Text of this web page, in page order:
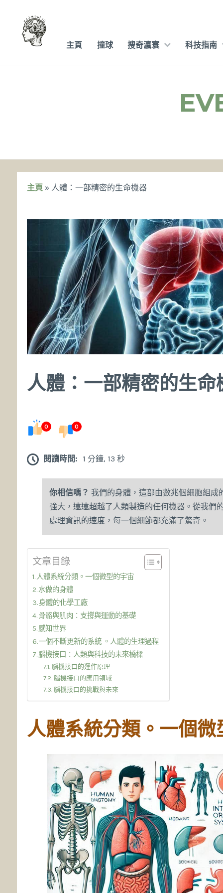
content
主頁
撞球 搜奇瀛寰 科技指南
主頁 » 人體：一部精密的生命機器
人體：一部精密的生命
0 0
閱讀時間: 1 分鐘, 13 秒
你相信嗎？ 我們的身體，這部由數兆個細胞組成
強大，遠遠超越了人類製造的任何機器。從我們
處理資訊的速度，每一個細節都充滿了驚奇。
文章目錄
人體系統分類。一個微型的宇宙
水做的身體
身體的化學工廠
骨骼與肌肉：支撐與運動的基礎
感知世界
一個不斷更新的系統 。人體的生理過程
腦機接口：人類與科技的未來橋樑
腦機接口的運作原理
腦機接口的應用領域
腦機接口的挑戰與未來
人體系統分類。一個微